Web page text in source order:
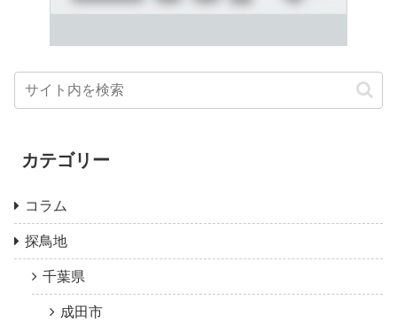
カテゴリー
コラム
探鳥地
千葉県
成田市